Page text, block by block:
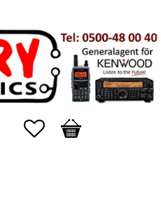
Favorites
Basket